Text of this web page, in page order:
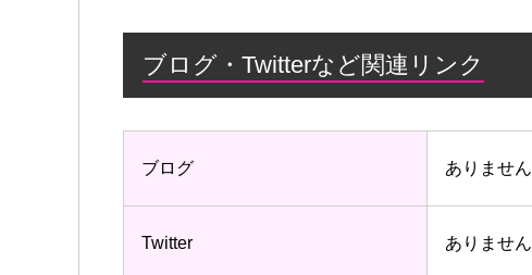
ブログ・Twitterなど関連リンク
ブログ ありません
Twitter ありません